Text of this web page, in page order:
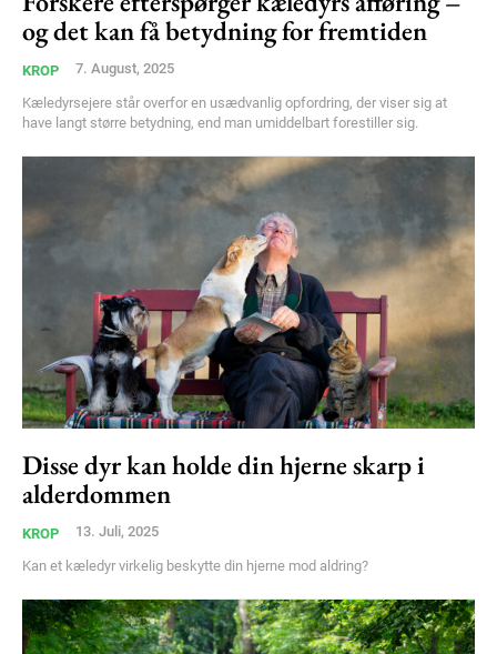
Gratis
Praesent euismod ac
Ut mollis pellentesque tortor
Nullam eu erat condimentum
Orci varius natoque dolor
Member full access
100DKK / year
Etiam est nibh, lobortis sit
og det kan få betydning for fremtiden
KROP 7. August, 2025
Kæledyrsejere står overfor en usædvanlig opfordring, der viser sig at
have langt større betydning, end man umiddelbart forestiller sig.
Disse dyr kan holde din hjerne skarp i
alderdommen
KROP 13. Juli, 2025
Kan et kæledyr virkelig beskytte din hjerne mod aldring?